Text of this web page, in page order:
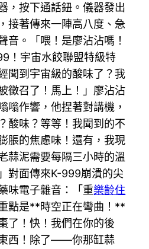
，按下通話鈕。儀器發出
接著傳來一陣高八度、急
音。「喂！是廖沾沾嗎！
！宇宙水餃聯盟特級特
聞到宇宙級的酸味了？我
徵召了！馬上！」廖沾沾
嗡作響，他捏著對講機，
酸味？等等！我聞到的不
脹的焦慮味！還有，我現
蒜泥需要每隔三小時的溫
對面傳來K-999崩潰的尖
味電子雜音：「重樂齡住
點是**時空正在彎曲！**
了！快！我們在你的後
西！除了——你那缸蒜